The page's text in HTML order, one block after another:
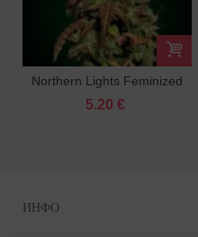
Northern Lights Feminized
5.20 €
ИНФО